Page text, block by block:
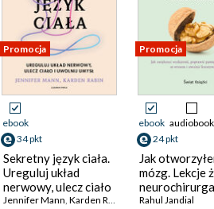
Promocja
ebook
34 pkt
Sekretny język ciała.
Ureguluj układ
nerwowy, ulecz ciało
i uwolnij umysł
Jennifer Mann, Karden Rabin
Promocja
ebook audiobook
24 pkt
Jak
mózg. Lekcje
neurochirurga
Rahul Jandial